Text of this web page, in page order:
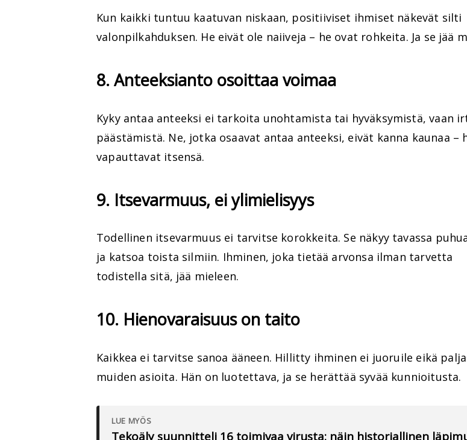
Kun kaikki tuntuu kaatuvan niskaan, positiiviset ihmiset näkevät silti
valonpilkahduksen. He eivät ole naiiveja – he ovat rohkeita. Ja se jää
8. Anteeksianto osoittaa voimaa
Kyky antaa anteeksi ei tarkoita unohtamista tai hyväksymistä, vaan
päästämistä. Ne, jotka osaavat antaa anteeksi, eivät kanna kaunaa –
vapauttavat itsensä.
9. Itsevarmuus, ei ylimielisyys
Todellinen itsevarmuus ei tarvitse korokkeita. Se näkyy tavassa
ja katsoa toista silmiin. Ihminen, joka tietää arvonsa ilman tarvetta
todistella sitä, jää mieleen.
10. Hienovaraisuus on taito
Kaikkea ei tarvitse sanoa ääneen. Hillitty ihminen ei juoruile eikä
muiden asioita. Hän on luotettava, ja se herättää syvää kunnioitusta.
LUE MYÖS
Tekoäly suunnitteli 16 toimivaa virusta: näin historiallinen